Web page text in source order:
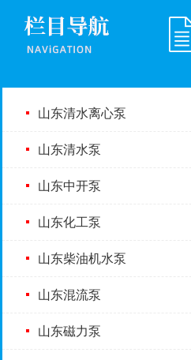
山东清水离心泵
山东清水泵
山东中开泵
山东化工泵
山东柴油机水泵
山东混流泵
山东磁力泵